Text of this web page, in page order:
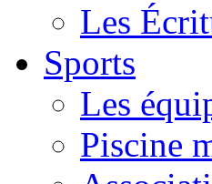
Les
Sports
Les
Piscine